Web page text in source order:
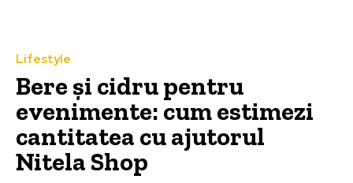
Lifestyle
Bere și cidru pentru
evenimente: cum estimezi
cantitatea cu ajutorul
Nitela Shop